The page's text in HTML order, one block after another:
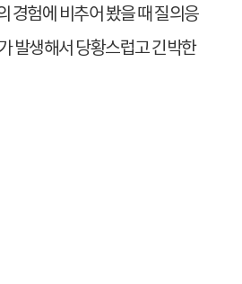
경험에 비추어 봤을 때 질의응
발생해서 당황스럽고 긴박한